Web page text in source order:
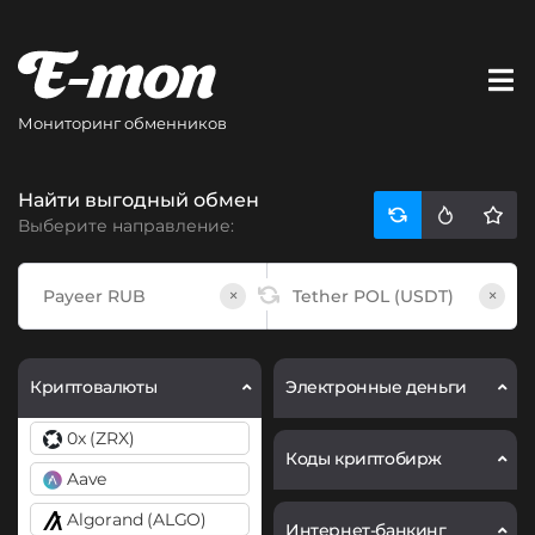
Мониторинг обменников
Найти выгодный обмен
Выберите направление:
× ×
Криптовалюты
0x (ZRX)
Aave
Algorand (ALGO)
Электронные деньги
Коды криптобирж
Интернет-банкинг